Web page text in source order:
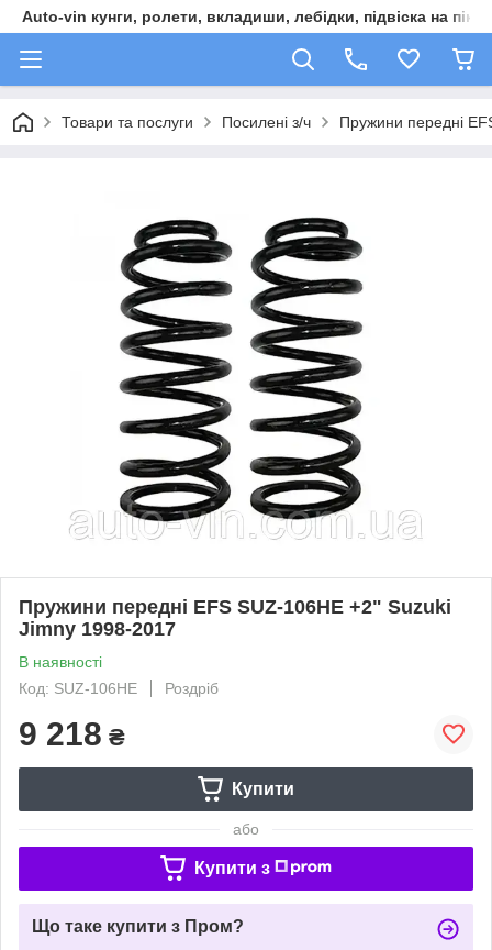
Auto-vin кунги, ролети, вкладиши, лебідки, підвіска на пікап
Товари та послуги Посилені з/ч Пружини передні
Пружини передні EFS SUZ-106HE +2" Suzuki
Jimny 1998-2017
В наявності
Код: SUZ-106HE
Роздріб
9 218 ₴
Купити
або
Купити з
Що таке купити з Пром?